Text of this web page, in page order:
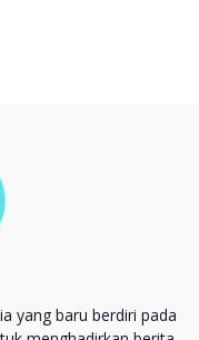
yang baru berdiri pada